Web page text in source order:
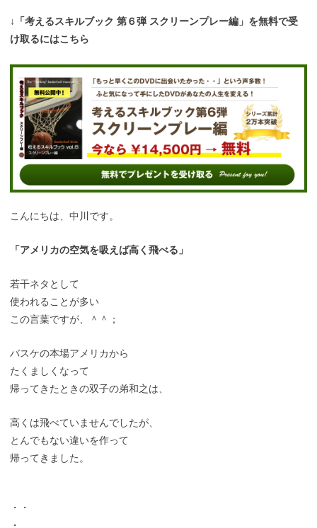
↓「考えるスキルブック 第６弾 スクリーンプレー編」を無料で受
け取るにはこちら
こんにちは、中川です。
「アメリカの空気を吸えば高く飛べる」
若干ネタとして
使われることが多い
この言葉ですが、＾＾；
バスケの本場アメリカから
たくましくなって
帰ってきたときの双子の弟和之は、
高くは飛べていませんでしたが、
とんでもない違いを作って
帰ってきました。
・・
・